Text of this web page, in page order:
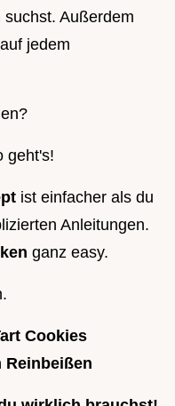
Außerdem
jedem
geht's!
ist einfacher als du
Anleitungen.
ganz easy.
Cookies